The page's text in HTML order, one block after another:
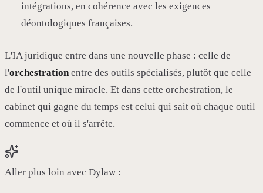
intégrations, en cohérence avec les exigences
déontologiques françaises.
L'IA juridique entre dans une nouvelle phase : celle de
l'orchestration entre des outils spécialisés, plutôt que celle
de l'outil unique miracle. Et dans cette orchestration, le
cabinet qui gagne du temps est celui qui sait où chaque outil
commence et où il s'arrête.
Aller plus loin avec Dylaw :